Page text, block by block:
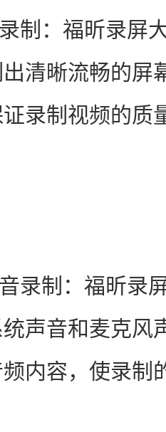
：福昕录屏大
清晰流畅的屏
录制视频的质
制：福昕录屏
声音和麦克风
内容，使录制